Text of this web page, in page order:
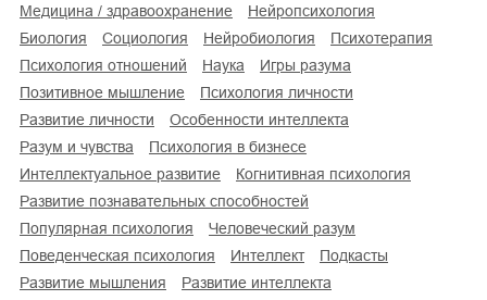
медицина / здравоохранение
нейропсихология
биология
социология нейробиология
психотерапия
психология отношений
наука
игры разума
позитивное мышление
психология личности
развитие личности
особенности интеллекта
разум и чувства
психология в бизнесе
интеллектуальное развитие
когнитивная психология
развитие познавательных способностей
популярная психология
человеческий разум
поведенческая психология
интеллект
подкасты
развитие мышления
развитие интеллекта